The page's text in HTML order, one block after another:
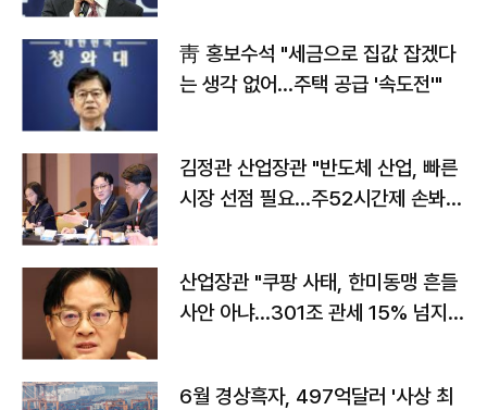
靑 홍보수석 "세금으로 집값 잡겠다
는 생각 없어…주택 공급 '속도전'"
김정관 산업장관 "반도체 산업, 빠른
시장 선점 필요…주52시간제 손봐
산업장관 "쿠팡 사태, 한미동맹 흔들
사안 아냐…301조 관세 15% 넘지
6월 경상흑자, 497억달러 '사상 최